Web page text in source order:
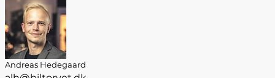
Andreas Hedegaard